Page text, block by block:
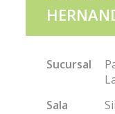
Sucursal
Sala